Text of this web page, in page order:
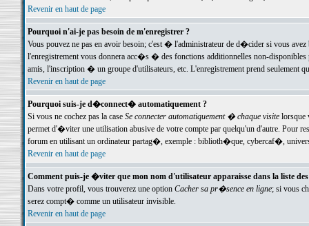
Revenir en haut de page
Pourquoi n'ai-je pas besoin de m'enregistrer ?
Vous pouvez ne pas en avoir besoin; c'est � l'administrateur de d�cider si vous
l'enregistrement vous donnera acc�s � des fonctions additionnelles non-
amis, l'inscription � un groupe d'utilisateurs, etc. L'enregistrement prend seulement
Revenir en haut de page
Pourquoi suis-je d�connect� automatiquement ?
Si vous ne cochez pas la case Se connecter automatiquement � chaque visitelorsque
permet d'�viter une utilisation abusive de votre compte par quelqu'un d'autre. Pour
forum en utilisant un ordinateur partag�, exemple : biblioth�que, cybercaf�,
Revenir en haut de page
Comment puis-je �viter que mon nom d'utilisateur apparaisse dans la liste
Dans votre profil, vous trouverez une option Cacher sa pr�sence en ligne; si vous
serez compt� comme un utilisateur invisible.
Revenir en haut de page